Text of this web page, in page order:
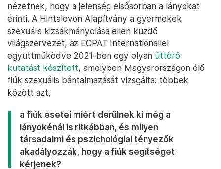
nézetnek, hogy a jelenség elsősorban a lányokat
érinti. A Hintalovon Alapítvány a gyermekek
szexuális kizsákmányolása ellen küzdő
világszervezet, az ECPAT Internationallel
együttműködve 2021-ben egy olyan úttörő
kutatást készített, amelyben Magyarországon élő
fiúk szexuális bántalmazását vizsgálta: többek
között azt,
a fiúk esetei miért derülnek ki még a
lányokénál is ritkábban, és milyen
társadalmi és pszichológiai tényezők
akadályozzák, hogy a fiúk segítséget
kérjenek?